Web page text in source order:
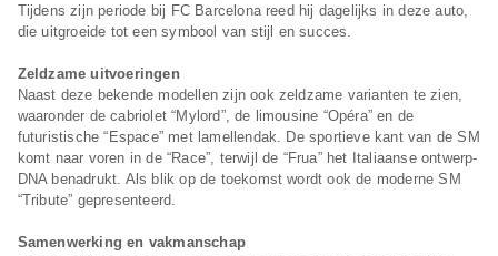
Tijdens zijn periode bij FC Barcelona reed hij dagelijks in deze auto,
die uitgroeide tot een symbool van stijl en succes.
Zeldzame uitvoeringen
Naast deze bekende modellen zijn ook zeldzame varianten te zien,
waaronder de cabriolet “Mylord”, de limousine “Opéra” en de
futuristische “Espace” met lamellendak. De sportieve kant van de SM
komt naar voren in de “Race”, terwijl de “Frua” het Italiaanse ontwerp-
DNA benadrukt. Als blik op de toekomst wordt ook de moderne SM
“Tribute” gepresenteerd.
Samenwerking en vakmanschap